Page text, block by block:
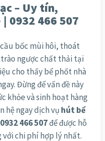
– Uy tín,
0932 466 507
bốc mùi hôi, thoát
ngược chất thải tại
cho thấy bể phốt nhà
Đừng để vấn đề này
khỏe và sinh hoạt hàng
hệ ngay dịch vụ hút bể
0932 466 507để được hỗ
chi phí hợp lý nhất.